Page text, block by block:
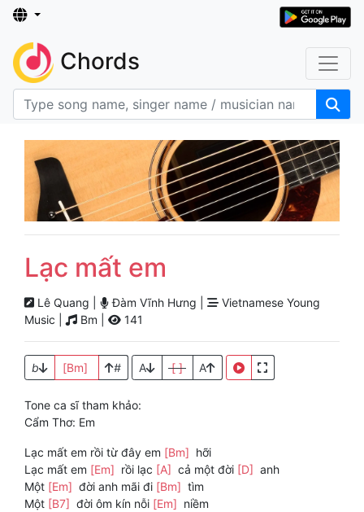
Chords
Lạc mất em
Lê Quang | Đàm Vĩnh Hưng |
Vietnamese Young
Music |
Bm | 141
b [Bm] # A [ ] A
Tone ca sĩ tham khảo:
Cẩm Thơ: Em
Lạc mất em rồi từ đây em [Bm] hỡi
Lạc mất em [Em] rồi lạc [A] cả một đời [D] anh
Một [Em] đời anh mãi đi [Bm] tìm
Một [B7] đời ôm kín nỗi [Em] niềm